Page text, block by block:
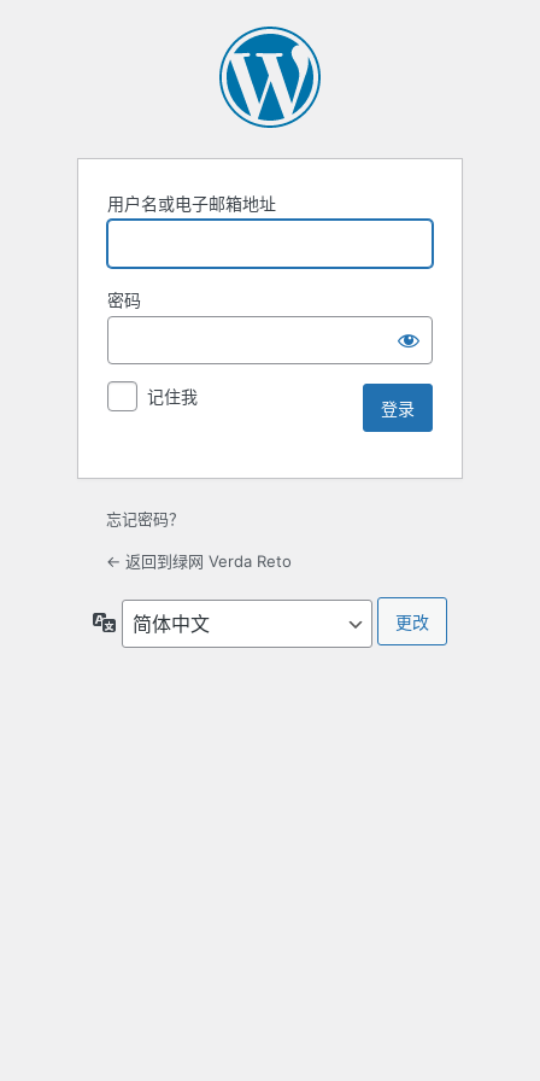
用户名或电子邮箱地址
密码
记住我
忘记密码？
← 返回到绿网 Verda Reto
言